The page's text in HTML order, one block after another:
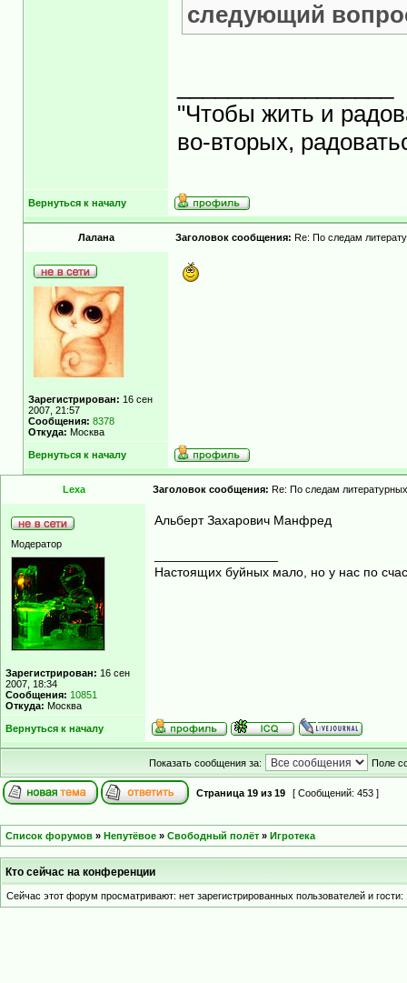
следующий
"Чтобы жить и
во-вторых,
Вернуться к началу
Лалана Заголовок сообщения: Re: По следам
Зарегистрирован: 16 сен
2007, 21:57
Сообщения: 8378
Откуда: Москва
Вернуться к началу
Lexa Заголовок сообщения: Re: По следам
Модератор
Зарегистрирован: 16 сен
2007, 18:34
Сообщения: 10851
Откуда: Москва
Альберт Захарович Манфред
Настоящих буйных мало, но у нас по
Вернуться к началу
Показать сообщения за: Поле
Страница 19 из 19 [ Сообщений: 453 ]
Список форумов » Непутёвое » Свободный полёт » Игротека
Кто сейчас на конференции
Сейчас этот форум просматривают: нет зарегистрированных пользователей и гости: